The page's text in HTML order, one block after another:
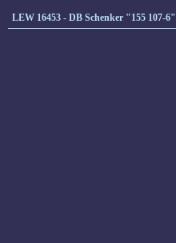
LEW 16453 - DB Schenker "155 107-6"